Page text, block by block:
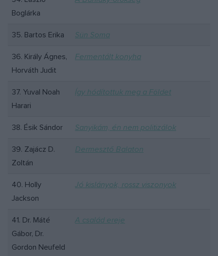
Boglárka
35. Bartos Erika Sün Soma
36. Király Ágnes,
Horváth Judit
Fermentált konyha
37. Yuval Noah
Harari
Így hódítottuk meg a Földet
38. Ésik Sándor Sanyikám, én nem politizálok
39. Zajácz D.
Zoltán
Dermesztő Balaton
40. Holly
Jackson
Jó kislányok, rossz viszonyok
41. Dr. Máté
Gábor, Dr.
Gordon Neufeld
A család ereje